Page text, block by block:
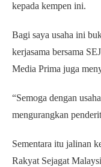
kepada kempen ini.
Bagi saya usaha ini
kerjasama bersama
Media Prima juga
“Semoga dengan
mengurangkan
Sementara itu jalinan
Rakyat Sejagat